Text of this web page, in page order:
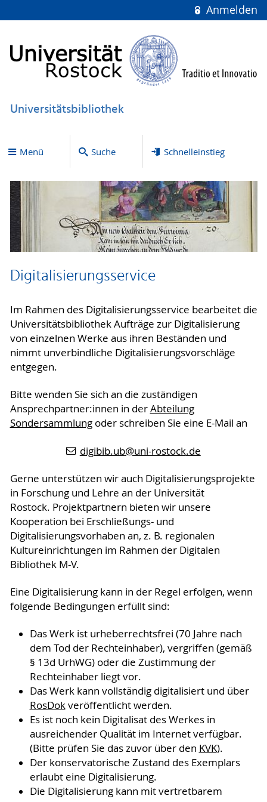
Anmelden
Universitätsbibliothek
Menü Suche Schnelleinstieg
Digitalisierungsservice
Im Rahmen des Digitalisierungsservice bearbeitet die
Universitätsbibliothek Aufträge zur Digitalisierung
von einzelnen Werke aus ihren Beständen und
nimmt unverbindliche Digitalisierungsvorschläge
entgegen.
Bitte wenden Sie sich an die zuständigen
Ansprechpartner:innen in derAbteilung
Sondersammlungoder schreiben Sie eine E-Mail an
digibib.ub@uni-rostock.de
Gerne unterstützen wir auch Digitalisierungsprojekte
in Forschung und Lehre an der Universität
Rostock. Projektpartnern bieten wir unsere
Kooperation bei Erschließungs- und
Digitalisierungsvorhaben an, z. B. regionalen
Kultureinrichtungen im Rahmen der Digitalen
Bibliothek M-V.
Eine Digitalisierung kann in der Regel erfolgen, wenn
folgende Bedingungen erfüllt sind:
Das Werk ist urheberrechtsfrei (70 Jahre nach
dem Tod der Rechteinhaber), vergriffen (gemäß
§ 13d UrhWG) oder die Zustimmung der
Rechteinhaber liegt vor.
Das Werk kann vollständig digitalisiert und über
RosDokveröffentlicht werden.
Es ist noch kein Digitalisat des Werkes in
ausreichender Qualität im Internet verfügbar.
(Bitte prüfen Sie das zuvor über den KVK).
Der konservatorische Zustand des Exemplars
erlaubt eine Digitalisierung.
Die Digitalisierung kann mit vertretbarem